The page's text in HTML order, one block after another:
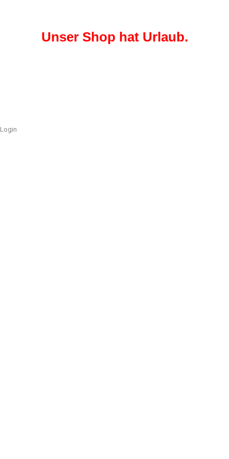
Unser Shop hat Urlaub.
Login